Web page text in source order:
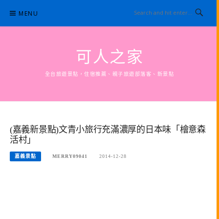
content
MENU
可人之家
全台旅遊景點，住宿推薦、親子旅遊部落客、新景點
(嘉義新景點)文青小旅行充滿濃厚的日本味「檜意森
活村」
嘉義景點 MERRY09041 2014-12-28